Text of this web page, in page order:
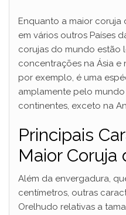
Enquanto a maior coruja
em vários outros Países
corujas do mundo estão
concentrações na Ásia e
por exemplo, é uma
amplamente pelo
continentes, exceto na
Principais
Maior Coruja
Além da envergadura,
centímetros, outras
Orelhudo relativas a